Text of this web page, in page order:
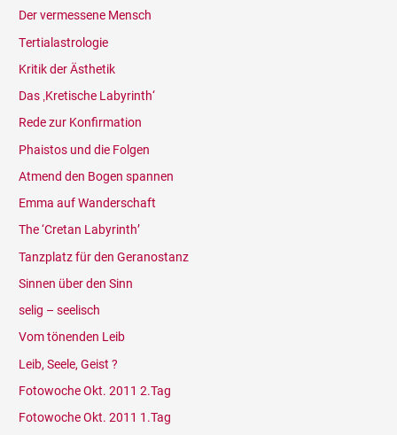
Der vermessene Mensch
Tertialastrologie
Kritik der Ästhetik
Das ‚Kretische Labyrinth‘
Rede zur Konfirmation
Phaistos und die Folgen
Atmend den Bogen spannen
Emma auf Wanderschaft
The ‘Cretan Labyrinth’
Tanzplatz für den Geranostanz
Sinnen über den Sinn
selig – seelisch
Vom tönenden Leib
Leib, Seele, Geist ?
Fotowoche Okt. 2011 2.Tag
Fotowoche Okt. 2011 1.Tag